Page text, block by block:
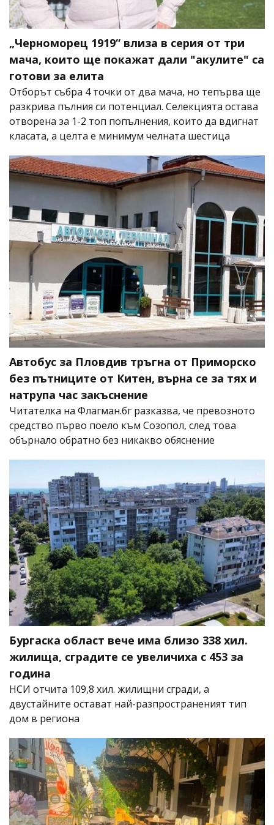
„Черноморец 1919“ влиза в серия от три
мача, които ще покажат дали "акулите" са
готови за елита
Отборът събра 4 точки от два мача, но тепърва ще
разкрива пълния си потенциал. Селекцията остава
отворена за 1-2 топ попълнения, които да вдигнат
класата, а целта е минимум челната шестица
Автобус за Пловдив тръгна от Приморско
без пътниците от Китен, върна се за тях и
натрупа час закъснение
Читателка на Флагман.бг разказва, че превозното
средство първо поело към Созопол, след това
обърнало обратно без никакво обяснение
Бургаска област вече има близо 338 хил.
жилища, сградите се увеличиха с 453 за
година
НСИ отчита 109,8 хил. жилищни сгради, а
двустайните остават най-разпространеният тип
дом в региона